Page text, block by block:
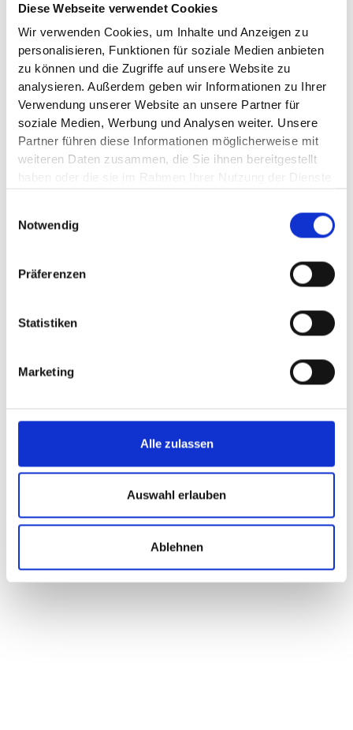
Diese Webseite verwendet Cookies
Wir verwenden Cookies, um Inhalte und Anzeigen zu
personalisieren, Funktionen für soziale Medien anbieten
zu können und die Zugriffe auf unsere Website zu
analysieren. Außerdem geben wir Informationen zu Ihrer
Verwendung unserer Website an unsere Partner für
soziale Medien, Werbung und Analysen weiter. Unsere
Partner führen diese Informationen möglicherweise mit
weiteren Daten zusammen, die Sie ihnen bereitgestellt
haben oder die sie im Rahmen Ihrer Nutzung der Dienste
Notwendig
Präferenzen
Statistiken
Marketing
Alle zulassen
Auswahl erlauben
Ablehnen